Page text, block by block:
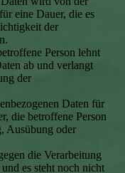
eine Dauer, die es
der
Person lehnt
ab und verlangt
der
Daten für
die betroffene Person
Ausübung oder
die Verarbeitung
es steht noch nicht